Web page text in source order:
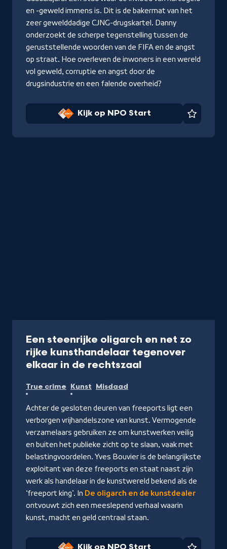
en -geweld immens is. Dit is de bakermat van het
zeer gewelddadige CJNG-drugskartel. Danny
onderzoekt de scherpe tegenstelling tussen de
geruststellende woorden van de FIFA en de angst
op straat. Hoe overleven de inwoners in een wereld
vol geweld, corruptie en angst door de
drugsindustrie en een falende overheid?
Kijk op NPO Start
Een steenrijke oligarch en net zo
rijke kunsthandelaar tegenover
elkaar in de rechtszaal-
NPO
Start
True crime Kunst Misdaad
Achter de gesloten deuren van freeports ligt een
verborgen vrijhandelszone van kunst. Vermogende
verzamelaars gebruiken ze om kunstwerken veilig
en buiten het publieke zicht op te slaan, vaak met
belastingvoordelen. Yves Bouvier is de belangrijkste
exploitant van deze freeports en staat naast zijn
werk als handelaar in de kunstwereld bekend als de
‘freeport king’. In De oligarch en de kunstdealer
ontvouwt zich een meeslepend verhaal waarin
kunst, macht en geld centraal staan.